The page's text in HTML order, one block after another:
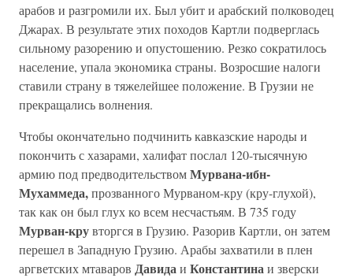
арабов и разгромили их. Был убит и арабский полководец
Джарах. В результате этих походов Картли подверглась
сильному разорению и опустошению. Резко сократилось
население, упала экономика страны. Возросшие налоги
ставили страну в тяжелейшее положение. В Грузии не
прекращались волнения.
Чтобы окончательно подчинить кавказские народы и
покончить с хазарами, халифат послал 120-тысячную
армию под предводительствомМурвана-ибн-
Мухаммеда,прозванного Мурваном-кру (кру-глухой),
так как он был глух ко всем несчастьям. В 735 году
Мурван-крувторгся в Грузию. Разорив Картли, он затем
перешел в Западную Грузию. Арабы захватили в плен
аргветских мтаваров Давидаи Константинаи зверски